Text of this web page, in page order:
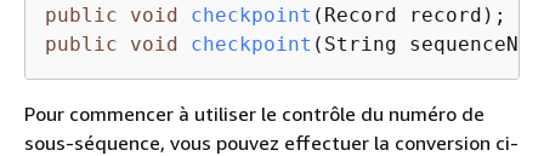
public void checkpoint (Record record)
public
void checkpoint (String
Pour commencer à utiliser le contrôle du numéro de
sous-séquence, vous pouvez effectuer la conversion ci-